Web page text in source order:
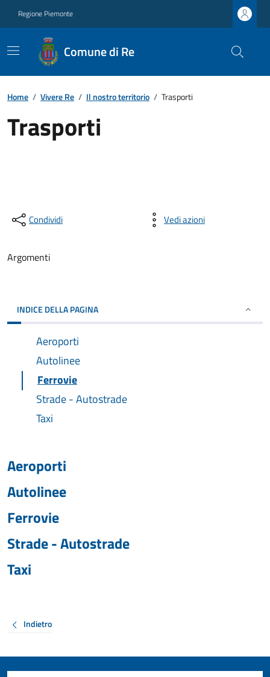
Regione Piemonte
Comune di Re
Home / Vivere Re / Il nostro territorio / Trasporti
Trasporti
Condividi Vedi azioni
Argomenti
INDICE DELLA PAGINA
Aeroporti
Autolinee
Ferrovie
Strade - Autostrade
Taxi
Aeroporti
Autolinee
Ferrovie
Strade - Autostrade
Taxi
Indietro